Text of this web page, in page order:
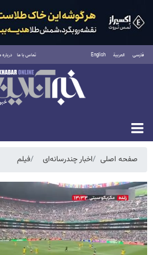
فارسی العربية English تماس با ما درباره
شنبه ۱۷ مرداد ۱۴۰۵
صفحه اصلی اخبار چندرسانه‌ای فیلم